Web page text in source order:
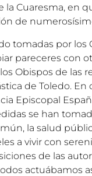
Cuaresma, en
de
tomadas por
pareceres con
Obispos de las
de Toledo.
Episcopal
se han
la salud
a vivir con
de las
actuábamos